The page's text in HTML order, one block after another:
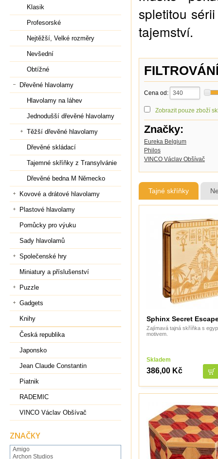
spletitou
tajemství.
Cena od:
Zobrazit pouze zboží
Značky:
Eureka Belgium
Philos
VINCO Václav Obšívač
Tajné skříňky
Sphinx Secret
Zajímavá tajná skříňka s
motivem.
Skladem
386,00 Kč
Klasik
Profesorské
Nejtěžší, Velké rozměry
Nevšední
Obtížné
Dřevěné hlavolamy
Hlavolamy na láhev
Jednodušší dřevěné hlavolamy
Těžší dřevěné hlavolamy
Dřevěné skládací
Tajemné skříňky z Transylvánie
Dřevěné bedna M Německo
Kovové a drátové hlavolamy
Plastové hlavolamy
Pomůcky pro výuku
Sady hlavolamů
Společenské hry
Miniatury a příslušenství
Puzzle
Gadgets
Knihy
Česká republika
Japonsko
Jean Claude Constantin
Piatnik
RADEMIC
VINCO Václav Obšívač
ZNAČKY
Amigo
Archon Studios